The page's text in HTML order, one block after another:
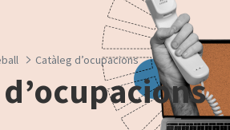
Catàleg d’ocupacions